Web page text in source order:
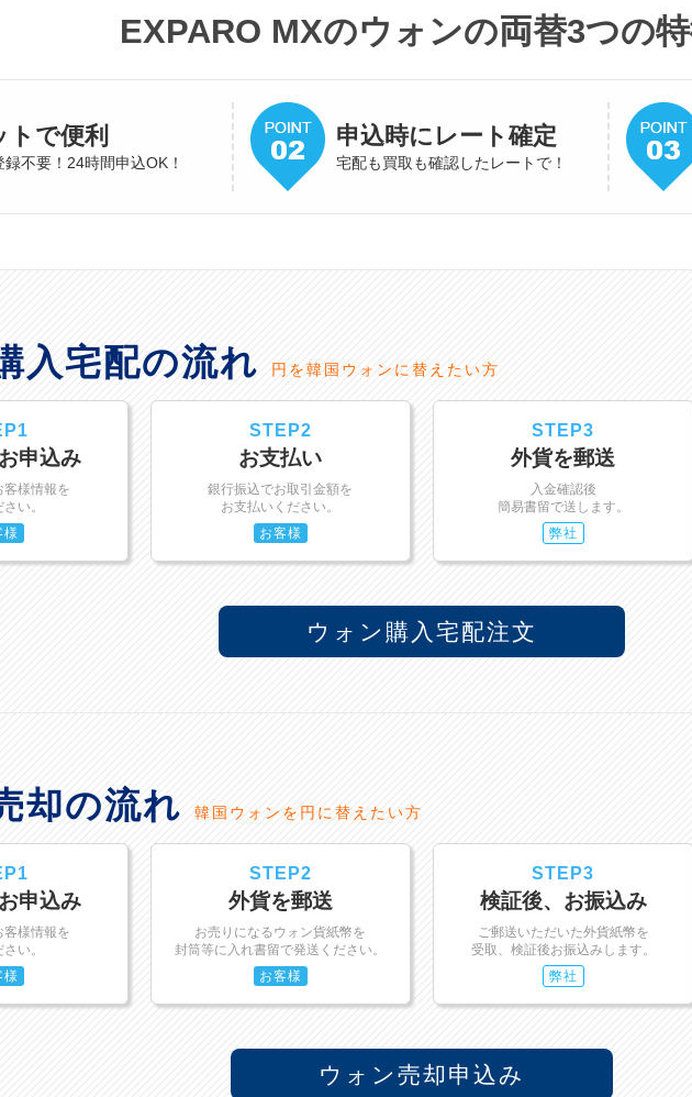
EXPARO MXのウォンの両替3つの
トで便利
録不要！24時間申込OK！
申込時にレート確定
宅配も買取も確認したレートで！
入宅配の流れ 円を韓国ウォンに替えたい方
申込み
客様情報を
い。
様
STEP2
お支払い
銀行振込でお取引金額を
お支払いください。
お客様
STEP3
外貨を郵送
入金確認後
簡易書留で送します。
弊社
ウォン購入宅配注文
却の流れ 韓国ウォンを円に替えたい方
申込み
客様情報を
い。
様
STEP2
外貨を郵送
お売りになるウォン貨紙幣を
封筒等に入れ書留で発送ください。
お客様
STEP3
検証後、お振込み
ご郵送いただいた外貨紙幣を
受取、検証後お振込みします。
弊社
ウォン売却申込み